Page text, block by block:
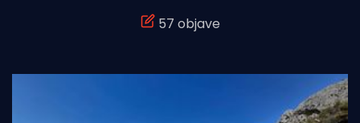
57 objave